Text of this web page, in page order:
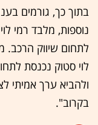
בתוך כך, גורמים
נוספות, מלבד רמי
לתחום שיווק הרכב.
לוי סטוק נכנסת
ולהביא ערך אמיתי
בקרוב".